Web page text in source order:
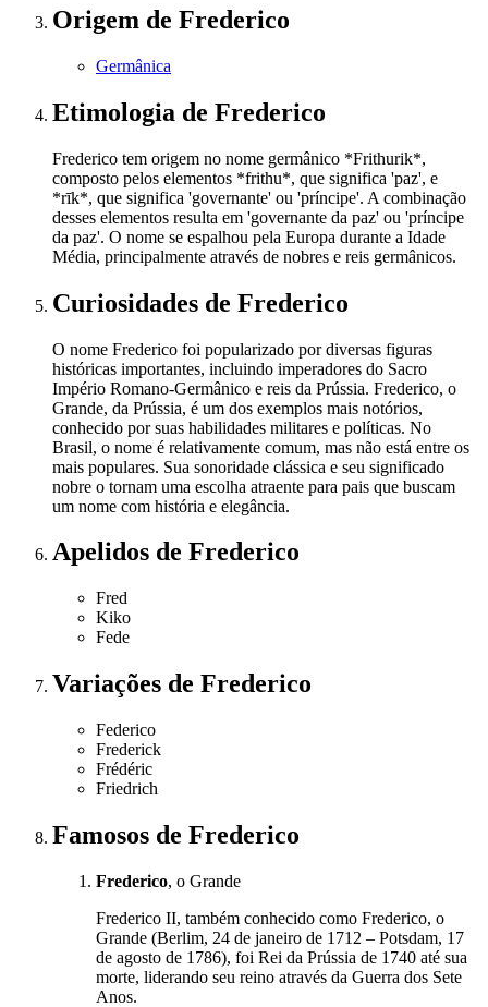
Origem de Frederico
Germânica
Etimologia de Frederico
Frederico tem origem no nome germânico *Frithurik*,
composto pelos elementos *frithu*, que significa 'paz', e
*rīk*, que significa 'governante' ou 'príncipe'. A combinação
desses elementos resulta em 'governante da paz' ou 'príncipe
da paz'. O nome se espalhou pela Europa durante a Idade
Média, principalmente através de nobres e reis germânicos.
Curiosidades de Frederico
O nome Frederico foi popularizado por diversas figuras
históricas importantes, incluindo imperadores do Sacro
Império Romano-Germânico e reis da Prússia. Frederico, o
Grande, da Prússia, é um dos exemplos mais notórios,
conhecido por suas habilidades militares e políticas. No
Brasil, o nome é relativamente comum, mas não está entre os
mais populares. Sua sonoridade clássica e seu significado
nobre o tornam uma escolha atraente para pais que buscam
um nome com história e elegância.
Apelidos de Frederico
Fred
Kiko
Fede
Variações de Frederico
Federico
Frederick
Frédéric
Friedrich
Famosos de Frederico
Frederico, o Grande
Frederico II, também conhecido como Frederico, o
Grande (Berlim, 24 de janeiro de 1712 – Potsdam, 17
de agosto de 1786), foi Rei da Prússia de 1740 até sua
morte, liderando seu reino através da Guerra dos Sete
Anos.